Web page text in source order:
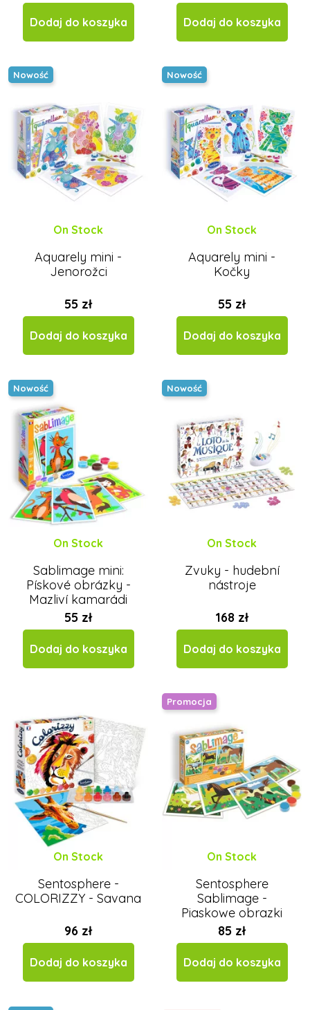
Dodaj do koszyka Dodaj do koszyka
Nowość
On Stock
Aquarely mini -
Jenorožci
55 zł
Dodaj do koszyka
Nowość
On Stock
Aquarely mini -
Kočky
55 zł
Dodaj do koszyka
Nowość
On Stock
Sablimage mini:
Pískové obrázky -
Mazliví kamarádi
55 zł
Dodaj do koszyka
Nowość
On Stock
Zvuky - hudební
nástroje
168 zł
Dodaj do koszyka
On Stock
Sentosphere -
COLORIZZY - Savana
96 zł
Dodaj do koszyka
Promocja
On Stock
Sentosphere
Sablimage -
Piaskowe obrazki
konie
85 zł
Dodaj do koszyka